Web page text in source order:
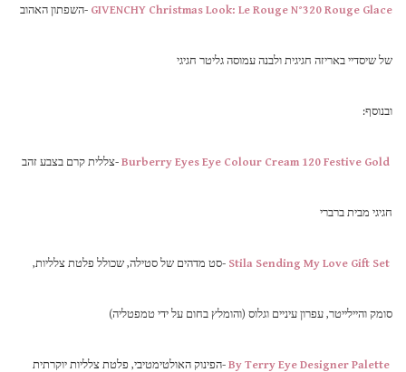
GIVENCHY Christmas Look: Le Rouge N°320 Rouge Glace -השפתון האהוב
של שיסדיי באריזה חגיגית ולבנה עמוסה גליטר חגיגי
ובנוסף:
Burberry Eyes Eye Colour Cream 120 Festive Gold -צללית קרם בצבע זהב
חגיגי מבית ברברי
Stila Sending My Love Gift Set -סט מדהים של סטילה, שכולל פלטת צלליות,
סומק והיילייטר, עפרון עיניים וגלוס (והומלץ בחום על ידי טמפטליה)
By Terry Eye Designer Palette -הפינוק האולטימטיבי, פלטת צלליות יוקרתית